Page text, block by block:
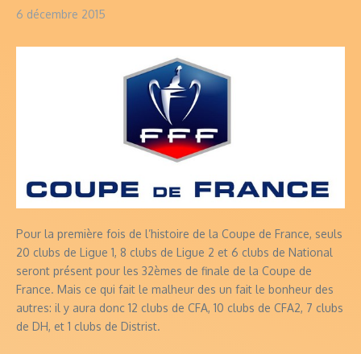
6 décembre 2015
Pour la première fois de l’histoire de la Coupe de France, seuls
20 clubs de Ligue 1, 8 clubs de Ligue 2 et 6 clubs de National
seront présent pour les 32èmes de finale de la Coupe de
France. Mais ce qui fait le malheur des un fait le bonheur des
autres: il y aura donc 12 clubs de CFA, 10 clubs de CFA2, 7 clubs
de DH, et 1 clubs de Distrist.